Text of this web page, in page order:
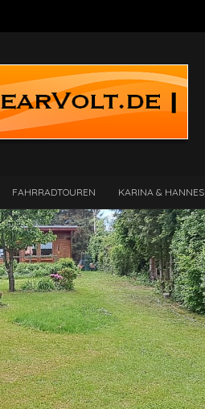
FAHRRADTOUREN KARINA & HANNES